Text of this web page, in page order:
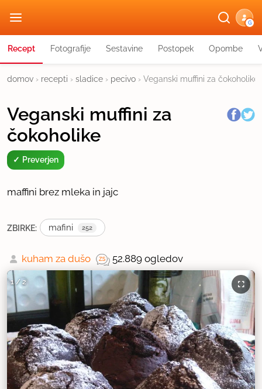
G
Recept Fotografije Sestavine Postopek Opombe
domov › recepti › sladice › pecivo › Veganski muffini za čokoholike
Veganski muffini za
čokoholike
Preverjen
maffini brez mleka in jajc
ZBIRKE: mafini 252
kuham za dušo 52.889 ogledov
1/ 2